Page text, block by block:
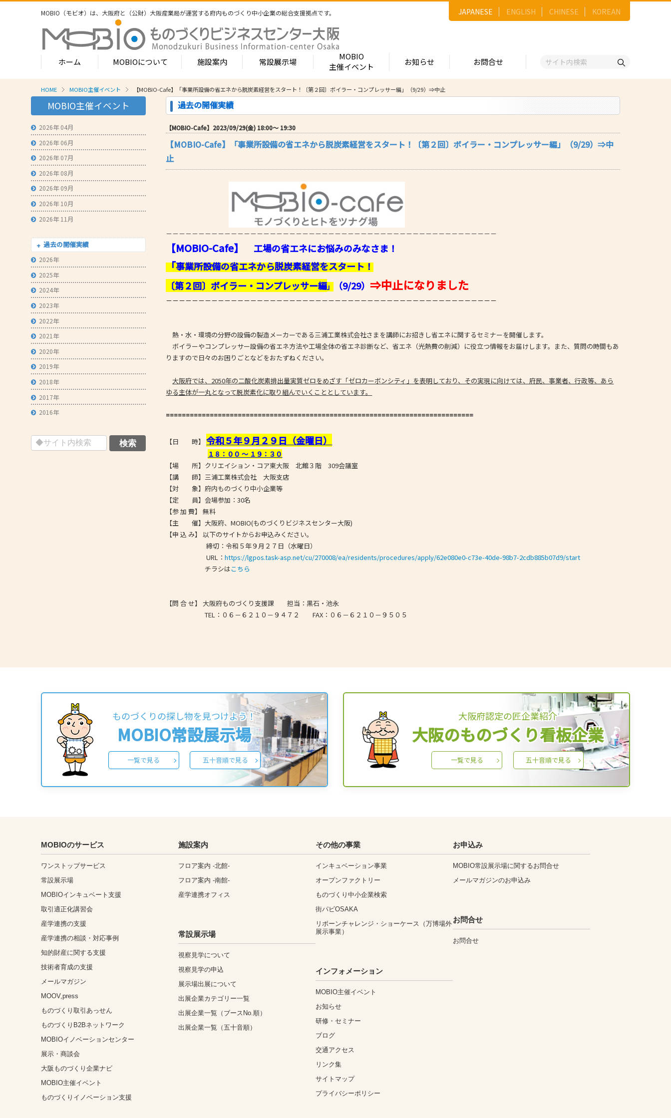
MOBIO（モビオ）は、大阪府と（公財）大阪産業局が運営する府内ものづくり中小企業の総合支援拠点です。 JAPANESE ENGLISH CHINESE KOREAN
ホーム MOBIOについて
MOBIOのサービス
- ワンストップサービス
- 常設展示場
- MOBIOインキュベート支援
- 取引適正化講習会
- 産学連携の支援
- 技術者育成の支援
- メールマガジン
- ものづくり取引あっせん
- 展示・商談会
- 大阪ものづくり企業ナビ
- MOBIO主催イベント
- ものづくりイノベーション支援
- 大規模展示商談会活用事業（出展支援事業）
- 大阪府中小企業等外国出願支援事業
- 大阪ものづくり優良企業賞
- 大阪製ブランド認定制度
- 大阪の伝統工芸品
- 大阪ものづくり企業 海外拠点リスト
MOBIOとは
- MOBIOの4つの戦略
- オープンファクトリー
- ものづくり中小企業検索
- 街パビOSAKA
- リボーンチャレンジ・ショーケース
（万博場外展示事業）
施設案内
- フロア案内 -北館-
1-2階（常設展示企業五十音順一覧）
常設展示場のご案内
3階
- フロア案内 -南館-
産学連携オフィス
常設展示場
常設展示場
- MOBIO 常設展示場
視察見学について
展示場出展について
出展のメリット
出展企業紹介
- 出展企業カテゴリー一覧
出展企業一覧（五十音順）
- 業種から探す（出展企業）
加工・処理
機械・装置
化学・樹脂
MOBIO
主催イベント
お知らせ お問合せ
HOME MOBIO主催イベント 【MOBIO-Cafe】「事業所設備の省エネから脱炭素経営をスタート！〔第２回〕ボイラー・コンプレッサー編」（9/29）⇒中止
MOBIO主催イベント
2026年 04月
2026年 06月
2026年 07月
2026年 08月
2026年 09月
2026年 10月
2026年 11月
過去の開催実績
2026年
2025年
2024年
2023年
2022年
2021年
2020年
2019年
2018年
2017年
2016年
過去の開催実績
【MOBIO-Cafe】2023/09/29(金) 18:00〜 19:30
【MOBIO-Cafe】「事業所設備の省エネから脱炭素経営をスタート！〔第２回〕ボイラー・コンプレッサー編」（9/29）⇒中
止
－－－－－－－－－－－－－－－－－－－－－－－－－－－－－－－－－－－－－－－－－－－－－－－－－－－
【MOBIO-Cafe】工場の省エネにお悩みのみなさま！
「事業所設備の省エネから脱炭素経営をスタート！
〔第２回〕ボイラー・コンプレッサー編」 （9/29）⇒中止になりました
－－－－－－－－－－－－－－－－－－－－－－－－－－－－－－－－－－－－－－－－－－－－－－－－－－－
熱・水・環境の分野の設備の製造メーカーである三浦工業株式会社さまを講師にお招きし省エネに関するセミナーを開催します。
ボイラーやコンプレッサー設備の省エネ方法や工場全体の省エネ診断など、省エネ（光熱費の削減）に役立つ情報をお届けします。また、質問の時間もあ
りますので日々のお困りごとなどをおたずねください。
大阪府では、2050年の二酸化炭素排出量実質ゼロをめざす「ゼロカーボンシティ」を表明しており、その実現に向けては、府民、事業者、行政等、あら
ゆる主体が一丸となって脱炭素化に取り組んでいくこととしています。
=============================================================================
【日 時】令和５年９月２９ 日（金曜日）
１８：００ ～ １９：３０
【場 所】クリエイション・コア東大阪 北館３階 309会議室
【講 師】三浦工業株式会社 大阪支店
【対 象】府内ものづくり中小企業等
【定 員】会場参加：30名
【参 加 費】 無料
【主 催】大阪府、MOBIO(ものづくりビジネスセンター大阪)
【申 込 み】 以下のサイトからお申込みください。
締切：令和５年９月２７日（水曜日）
URL：https://lgpos.task-asp.net/cu/270008/ea/residents/procedures/apply/62e080e0-c73e-40de-98b7-2cdb885b07d9/start
チラシはこちら
【問 合 せ】 大阪府ものづくり支援課 担当：黒石・池永
TEL：０６－６２１０－９４７２ FAX：０６－６２１０－９５０５
ものづくりの探し物を見つけよう！
MOBIO常設展示場
一覧で見る 五十音順で見る
大阪府認定の匠企業紹介
大阪のものづくり看板企業
一覧で見る 五十音順で見る
MOBIOのサービス
ワンストップサービス
常設展示場
MOBIOインキュベート支援
取引適正化講習会
産学連携の支援
産学連携の相談・対応事例
知的財産に関する支援
技術者育成の支援
メールマガジン
MOOV,press
ものづくり取引あっせん
ものづくりB2Bネットワーク
MOBIOイノベーションセンター
展示・商談会
大阪ものづくり企業ナビ
MOBIO主催イベント
ものづくりイノベーション支援
施設案内
フロア案内 -北館-
フロア案内 -南館-
産学連携オフィス
常設展示場
視察見学について
視察見学の申込
展示場出展について
出展企業カテゴリー一覧
出展企業一覧（ブースNo.順）
出展企業一覧（五十音順）
その他の事業
インキュベーション事業
オープンファクトリー
ものづくり中小企業検索
街パビOSAKA
リボーンチャレンジ・ショーケース（万博場外
展示事業）
インフォメーション
MOBIO主催イベント
お知らせ
研修・セミナー
ブログ
交通アクセス
リンク集
サイトマップ
プライバシーポリシー
お申込み
MOBIO常設展示場に関するお問合せ
メールマガジンのお申込み
お問合せ
お問合せ